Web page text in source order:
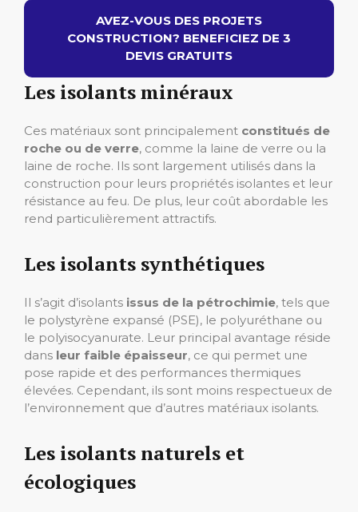
AVEZ-VOUS DES PROJETS
CONSTRUCTION? BENEFICIEZ DE 3
DEVIS GRATUITS
Les isolants minéraux
Ces matériaux sont principalement constitués de
roche ou de verre, comme la laine de verre ou la
laine de roche. Ils sont largement utilisés dans la
construction pour leurs propriétés isolantes et leur
résistance au feu. De plus, leur coût abordable les
rend particulièrement attractifs.
Les isolants synthétiques
Il s’agit d’isolants issus de la pétrochimie, tels que
le polystyrène expansé (PSE), le polyuréthane ou
le polyisocyanurate. Leur principal avantage réside
dans leur faible épaisseur, ce qui permet une
pose rapide et des performances thermiques
élevées. Cependant, ils sont moins respectueux de
l’environnement que d’autres matériaux isolants.
Les isolants naturels et
écologiques